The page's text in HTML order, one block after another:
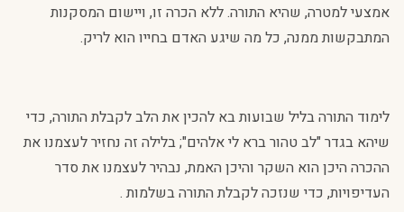
אמצעי למטרה, שהיא התורה. ללא הכרה זו, ויישום המסקנות
המתבקשות ממנה, כל מה שיגע האדם בחייו הוא לריק.
לימוד התורה בליל שבועות בא להכין את הלב לקבלת התורה, כדי
שיהא בגדר "לב טהור ברא לי אלהים"; בלילה זה נחזיר לעצמנו את
ההכרה היכן הוא השקר והיכן האמת, נבהיר לעצמנו את סדר
העדיפויות, כדי שנזכה לקבלת התורה בשלמות .